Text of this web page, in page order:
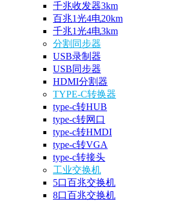
千兆收发器3km
百兆1光4电20km
千兆1光4电3km
分割同步器
USB录制器
USB同步器
HDMI分割器
TYPE-C转换器
type-c转HUB
type-c转网口
type-c转HMDI
type-c转VGA
type-c转接头
工业交换机
5口百兆交换机
8口百兆交换机